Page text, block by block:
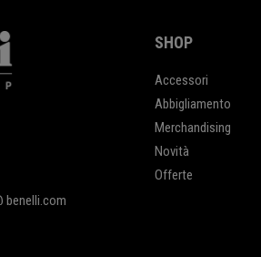
benelli.com
SHOP
Accessori
Abbigliamento
Merchandising
Novità
Offerte